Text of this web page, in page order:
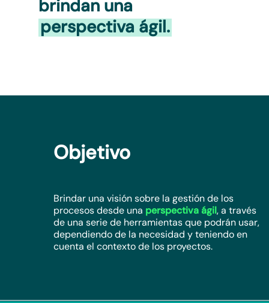
brindan una
perspectiva ágil.
Objetivo
Brindar una visión sobre la gestión de los
procesos desde una perspectiva ágil, a través
de una serie de herramientas que podrán usar,
dependiendo de la necesidad y teniendo en
cuenta el contexto de los proyectos.